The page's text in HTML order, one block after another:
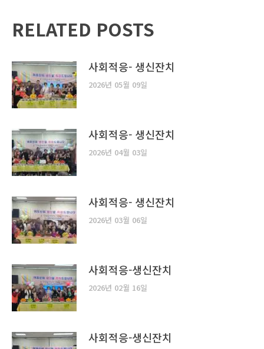
RELATED POSTS
사회적응- 생신잔치
2026년 05월 09일
사회적응- 생신잔치
2026년 04월 03일
사회적응- 생신잔치
2026년 03월 06일
사회적응-생신잔치
2026년 02월 16일
사회적응-생신잔치